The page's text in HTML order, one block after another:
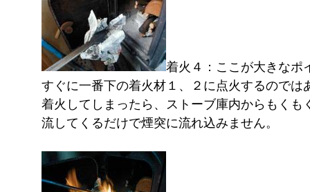
着火４：ここが大きなポ
すぐに一番下の着火材１、２に点火するのでは
着火してしまったら、ストーブ庫内からもくも
流してくるだけで煙突に流れ込みません。